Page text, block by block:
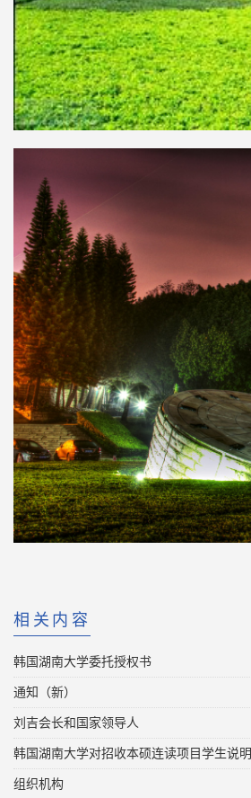
相关内容
韩国湖南大学委托授权书
通知（新）
刘吉会长和国家领导人
韩国湖南大学对招收本硕连读项目学生说明
组织机构